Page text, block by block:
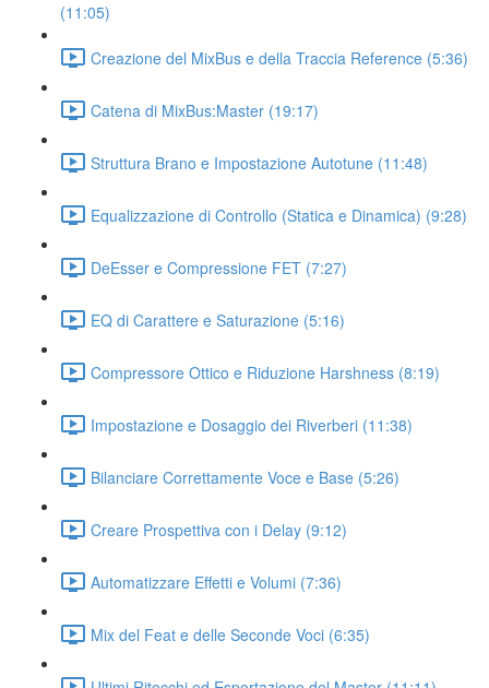
(11:05)
Creazione del MixBus e della Traccia Reference (5:36)
Catena di MixBus:Master (19:17)
Struttura Brano e Impostazione Autotune (11:48)
Equalizzazione di Controllo (Statica e Dinamica) (9:28)
DeEsser e Compressione FET (7:27)
EQ di Carattere e Saturazione (5:16)
Compressore Ottico e Riduzione Harshness (8:19)
Impostazione e Dosaggio dei Riverberi (11:38)
Bilanciare Correttamente Voce e Base (5:26)
Creare Prospettiva con i Delay (9:12)
Automatizzare Effetti e Volumi (7:36)
Mix del Feat e delle Seconde Voci (6:35)